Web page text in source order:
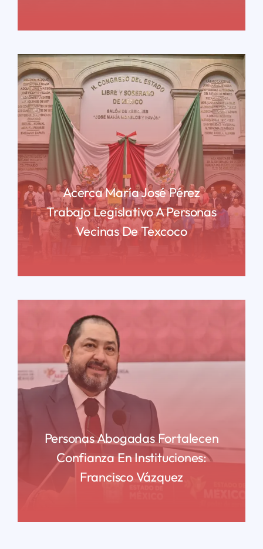
Acerca María José Pérez
Trabajo Legislativo A Personas
Vecinas De Texcoco
Personas Abogadas Fortalecen
Confianza En Instituciones:
Francisco Vázquez